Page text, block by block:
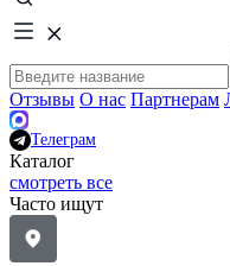
Отзывы О нас Партнерам
Телеграм
Каталог
смотреть все
Часто ищут